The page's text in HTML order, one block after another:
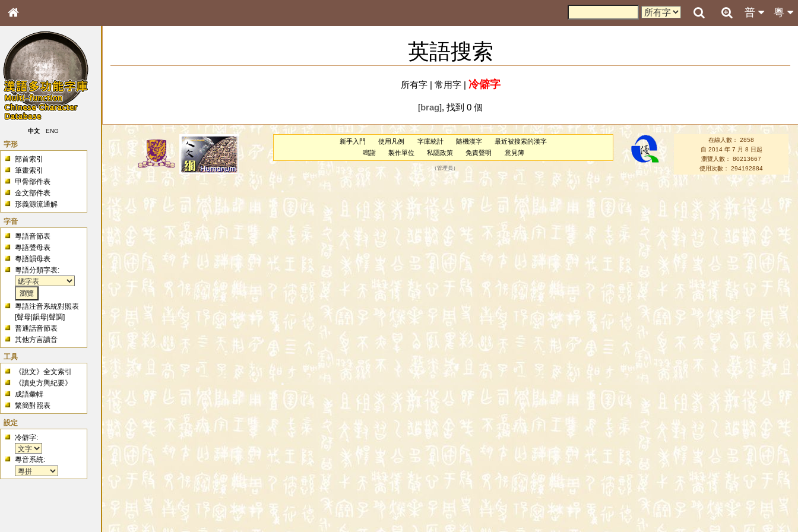
粵
普
中文 ENG
字形
部首索引
筆畫索引
甲骨部件表
金文部件表
形義源流通解
字音
粵語音節表
粵語聲母表
粵語韻母表
粵語分類字表:
粵語注音系統對照表
[聲母 |韻母 |聲調]
普通話音節表
其他方言讀音
工具
《說文》全文索引
《讀史方輿紀要》
成語彙輯
繁簡對照表
設定
冷僻字:
粵音系統:
英語搜索
所有字| 常用字| 冷僻字
[brag], 找到 0 個
新手入門 使用凡例 字庫統計 隨機漢字
最近被搜索的漢字
鳴謝
製作單位 私隱政策 免責聲明 意見簿
（管理員 ）
在線人數： 2858
自 2014 年 7 月 8 日起
瀏覽人數： 80213667
使用次數： 294192884